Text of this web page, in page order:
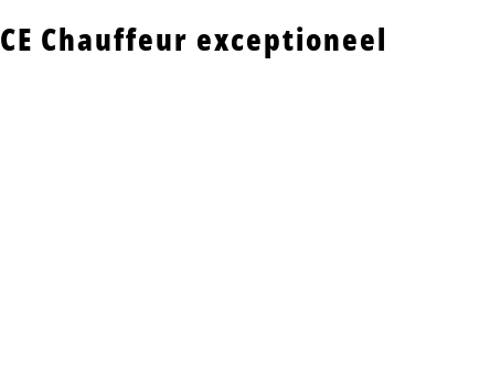
CE Chauffeur exceptioneel